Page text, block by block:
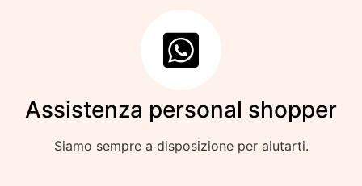
Assistenza personal shopper
Siamo sempre a disposizione per aiutarti.